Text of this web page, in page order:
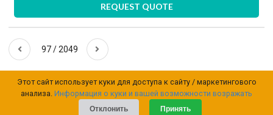
REQUEST QUOTE
97 / 2049
Этот сайт использует куки для доступа к сайту / маркетингового
анализа. Информация о куки и вашей возможности возражать
Отклонить
Принять